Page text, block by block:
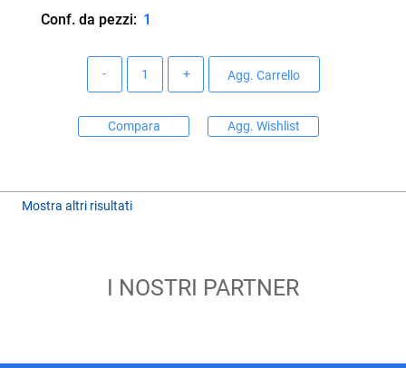
Conf. da pezzi: 1
Agg. Carrello
Compara Agg. Wishlist
Mostra altri risultati
I NOSTRI PARTNER